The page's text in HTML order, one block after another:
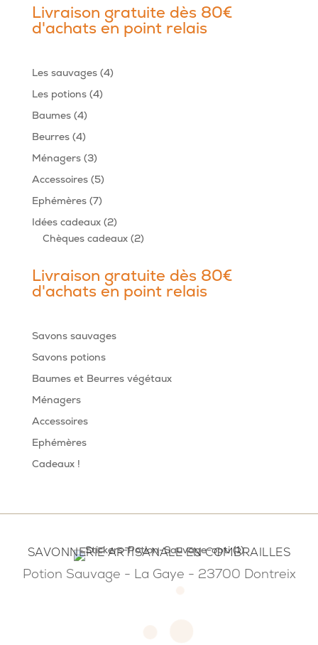
Livraison gratuite dès 80€
d'achats en point relais
Les sauvages 44
Les potions 44
Baumes 44
produits
Beurres 44
produits
Ménagers 33
produits
Accessoires 55
produits
Ephémères 77
produits
Idées cadeaux 22
produits
Chèques cadeaux 22
Livraison gratuite dès 80€
d'achats en point relais
Savons sauvages
Savons potions
Baumes et Beurres végétaux
Ménagers
Accessoires
Ephémères
Cadeaux !
SAVONNERIE ARTISANALE EN COMBRAILLES
Potion Sauvage - La Gaye - 23700 Dontreix